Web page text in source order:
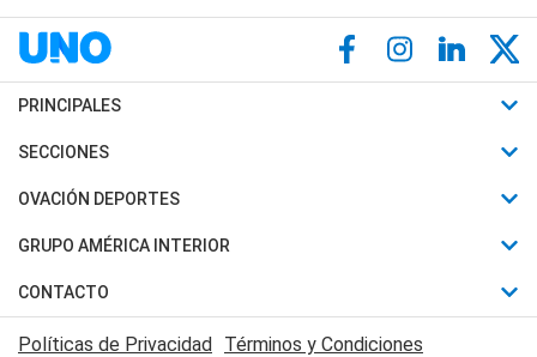
PRINCIPALES
Últimas Noticias
Política
Judiciales
Economia
SECCIONES
Horóscopo
Motores
Trucos caseros
Series y Películas
OVACIÓN DEPORTES
Fútbol
Mundial
Automovilismo
GRUPO AMÉRICA INTERIOR
Canal 7 en Vivo
CONTACTO
Acerca de Nosotros
Políticas de Privacidad Términos y Condiciones